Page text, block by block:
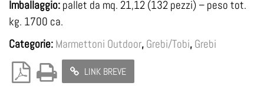
Imballaggio: pallet da mq. 21,12 (132 pezzi) – peso tot.
kg. 1700 ca.
Categorie: Marmettoni Outdoor, Grebi/Tobi, Grebi
LINK BREVE